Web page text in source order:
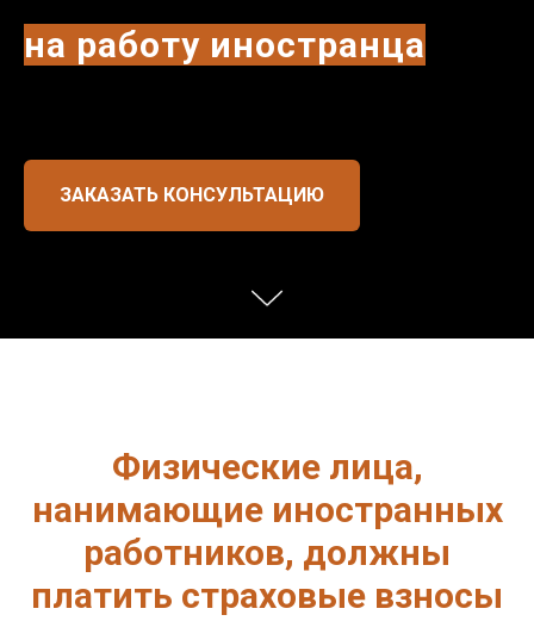
на работу иностранца
ЗАКАЗАТЬ КОНСУЛЬТАЦИЮ
Физические лица,
нанимающие иностранных
работников, должны
платить страховые взносы